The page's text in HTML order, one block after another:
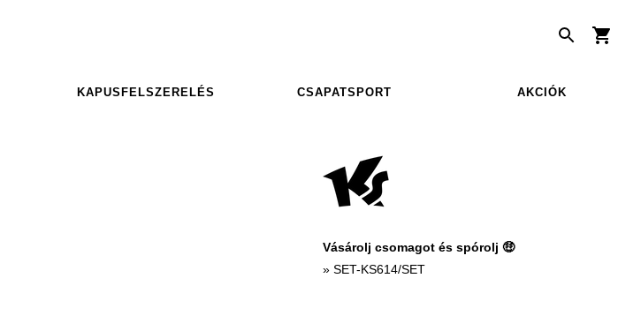
KAPUSFELSZERELÉS CSAPATSPORT AKCIÓK
Vásárolj csomagot és spórolj 🤑
» SET-KS614/SET